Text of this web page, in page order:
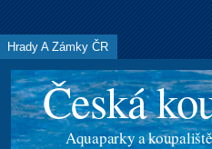
Hrady A Zámky ČR
Česká
Aquaparky a